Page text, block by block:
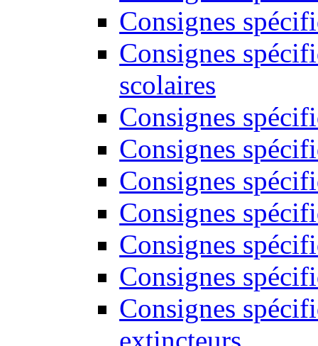
Consignes
Consignes
scolaires
Consignes
Consignes
Consignes
Consignes
Consignes
Consignes
Consignes
extincteurs